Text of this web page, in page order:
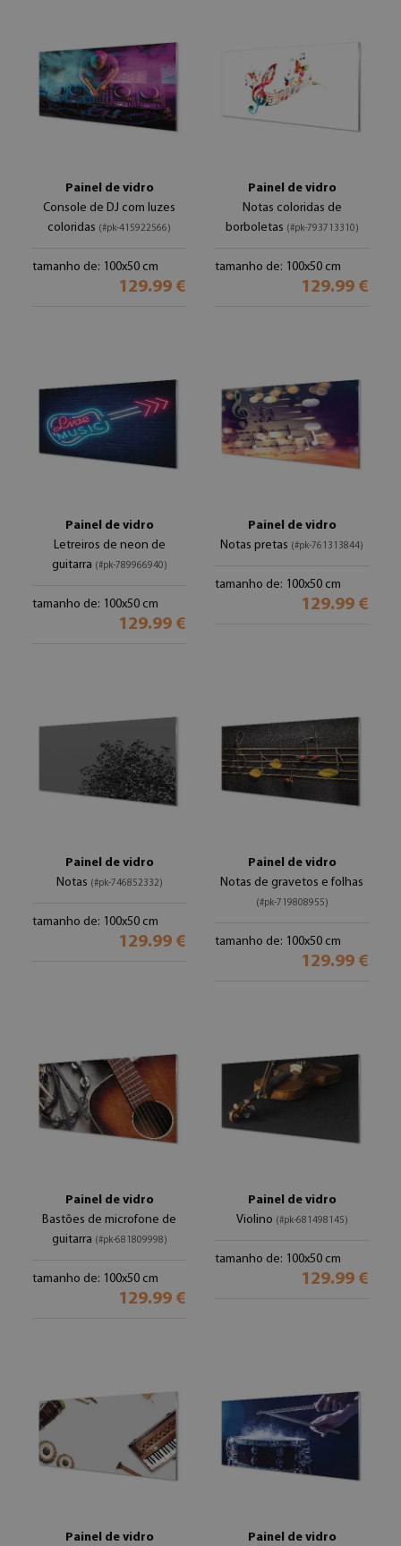
Painel de vidro
Console de DJ com luzes
coloridas (#pk-415922566)
tamanho de: 100x50 cm
129.99 €
Painel de vidro
Notas coloridas de
borboletas (#pk-793713310)
tamanho de: 100x50 cm
129.99 €
Painel de vidro
Letreiros de neon de
guitarra (#pk-789966940)
tamanho de: 100x50 cm
129.99 €
Painel de vidro
Notas pretas (#pk-761313844)
tamanho de: 100x50 cm
129.99 €
Painel de vidro
Notas (#pk-746852332)
tamanho de: 100x50 cm
129.99 €
Painel de vidro
Notas de gravetos e folhas
(#pk-719808955)
tamanho de: 100x50 cm
129.99 €
Painel de vidro
Bastões de microfone de
guitarra (#pk-681809998)
tamanho de: 100x50 cm
129.99 €
Painel de vidro
Violino (#pk-681498145)
tamanho de: 100x50 cm
129.99 €
Painel de vidro Painel de vidro